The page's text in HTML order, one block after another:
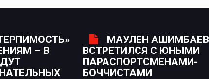
– В
МАУЛЕН АШИМБАЕВ
ВСТРЕТИЛСЯ С ЮНЫМИ
ПАРАСПОРТСМЕНАМИ-
БОЧЧИСТАМИ